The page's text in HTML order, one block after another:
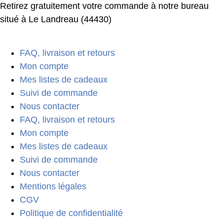
Retirez gratuitement votre commande à notre bureau
situé à Le Landreau (44430)
FAQ, livraison et retours
Mon compte
Mes listes de cadeaux
Suivi de commande
Nous contacter
FAQ, livraison et retours
Mon compte
Mes listes de cadeaux
Suivi de commande
Nous contacter
Mentions légales
CGV
Politique de confidentialité